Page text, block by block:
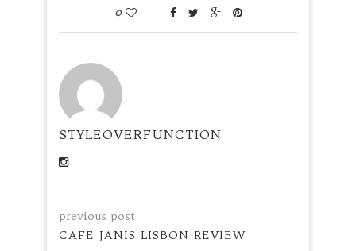
0
STYLEOVERFUNCTION
previous post
CAFE JANIS LISBON REVIEW